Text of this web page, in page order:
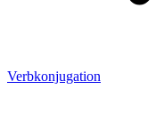
Verbkonjugation